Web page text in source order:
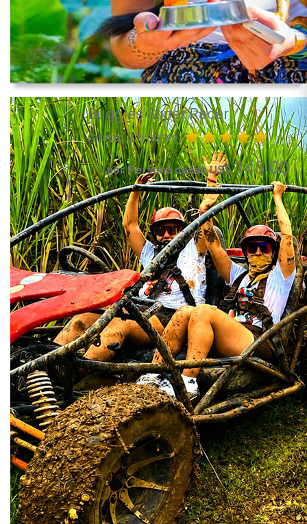
Buggies Super Racer
(aprox. 2.5 horas)
por Persona desde US$145.00